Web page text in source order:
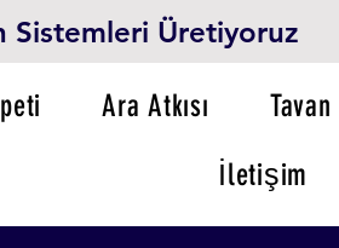
Sistemleri Üretiyoruz
Ara Atkısı
İletişim